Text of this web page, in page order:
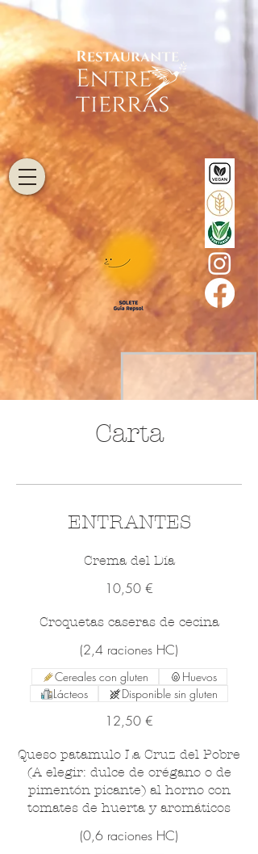
Carta
ENTRANTES
Crema del Día
10,50 €
Croquetas caseras de cecina
(2,4 raciones HC)
12,50 €
Cereales con gluten
Huevos
Lácteos
Disponible sin gluten
Queso patamulo La Cruz del Pobre
(A elegir: dulce de orégano o de
pimentón picante) al horno con
tomates de huerta y aromáticos
(0,6 raciones HC)